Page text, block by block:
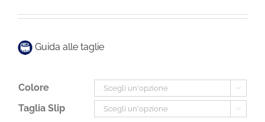
era:
è:
Guida alle taglie
Colore 
Taglia Slip 